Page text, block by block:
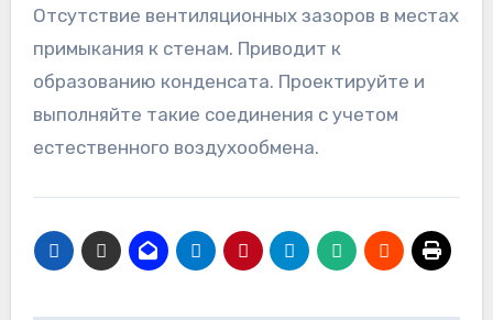
Отсутствие вентиляционных зазоров в местах
примыкания к стенам. Приводит к
образованию конденсата. Проектируйте и
выполняйте такие соединения с учетом
естественного воздухообмена.